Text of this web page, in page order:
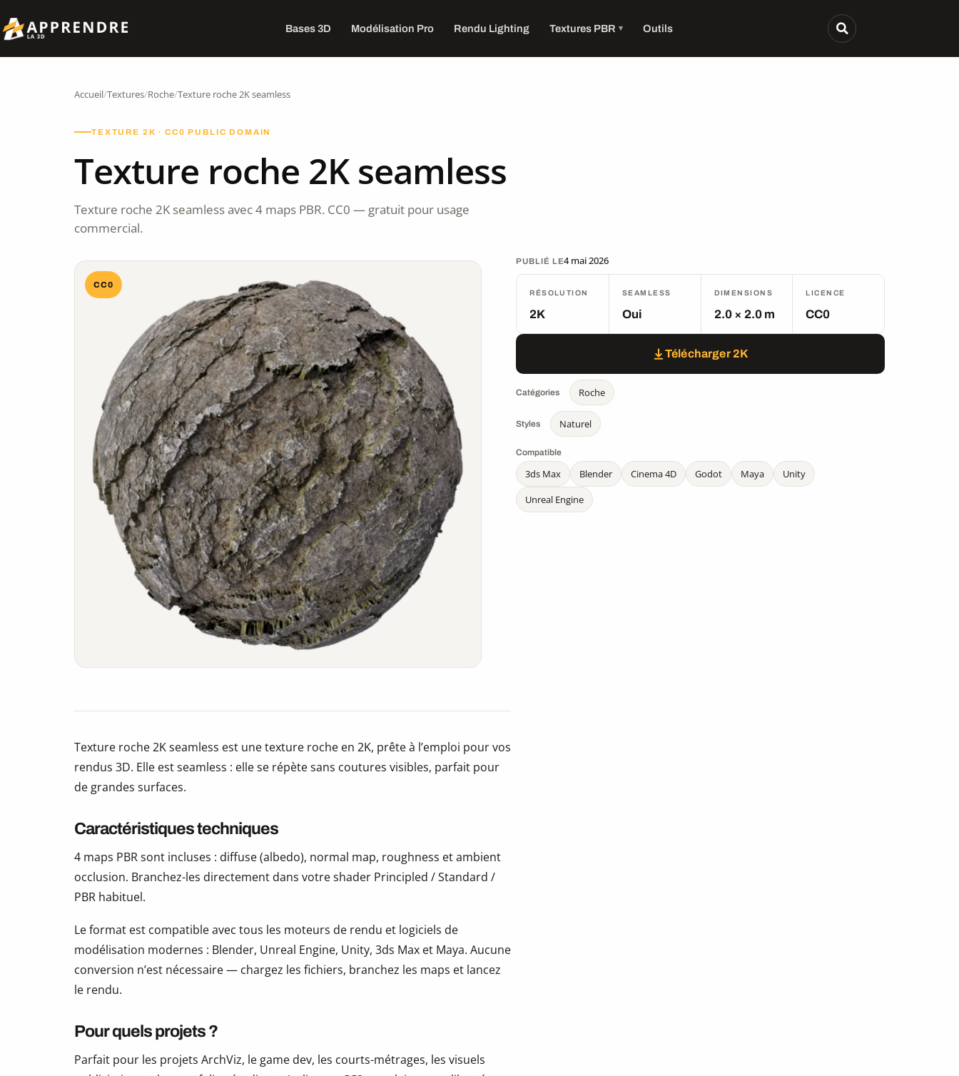
Bases 3D Modélisation Pro Rendu Lighting Textures PBR Outils
Accueil/Textures/Roche/Texture roche 2K seamless
TEXTURE 2K · CC0 PUBLIC DOMAIN
Texture roche 2K seamless
Texture roche 2K seamless avec 4 maps PBR. CC0 — gratuit pour usage
commercial.
CC0
PUBLIÉ LE4 mai 2026
RÉSOLUTION
2K
SEAMLESS
Oui
DIMENSIONS
2.0 × 2.0 m
LICENCE
CC0
Télécharger 2K
Catégories Roche
Styles Naturel
Compatible
3ds Max Blender Cinema 4D Godot Maya
Unity
Unreal Engine
Texture roche 2K seamless est une texture roche en 2K, prête à l’emploi pour vos
rendus 3D. Elle est seamless : elle se répète sans coutures visibles, parfait pour
de grandes surfaces.
Caractéristiques techniques
4 maps PBR sont incluses : diffuse (albedo), normal map, roughness et ambient
occlusion. Branchez-les directement dans votre shader Principled / Standard /
PBR habituel.
Le format est compatible avec tous les moteurs de rendu et logiciels de
modélisation modernes : Blender, Unreal Engine, Unity, 3ds Max et Maya. Aucune
conversion n’est nécessaire — chargez les fichiers, branchez les maps et lancez
le rendu.
Pour quels projets ?
Parfait pour les projets ArchViz, le game dev, les courts-métrages, les visuels